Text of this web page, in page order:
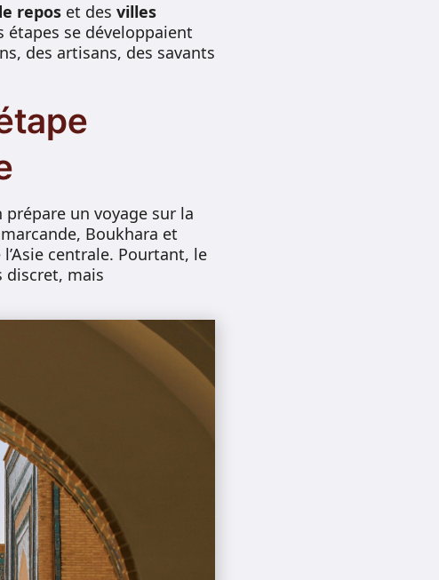
repos et des villes
se développaient
des artisans, des savants
prépare un voyage sur la
Boukhara et
centrale. Pourtant, le
discret, mais